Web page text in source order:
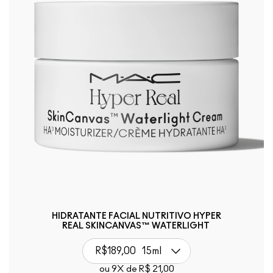
HIDRATANTE FACIAL NUTRITIVO HYPER
REAL SKINCANVAS™ WATERLIGHT ​
R$189,00 15ml
ou 9X de R$ 21,00